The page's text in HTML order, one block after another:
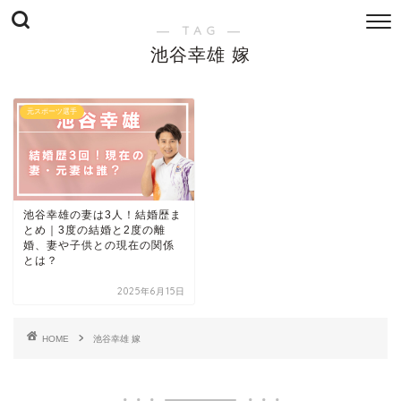
― TAG ―
池谷幸雄 嫁
元スポーツ選手
池谷幸雄の妻は3人！結婚歴ま
とめ｜3度の結婚と2度の離
婚、妻や子供との現在の関係
とは？
2025年6月15日
HOME 池谷幸雄 嫁